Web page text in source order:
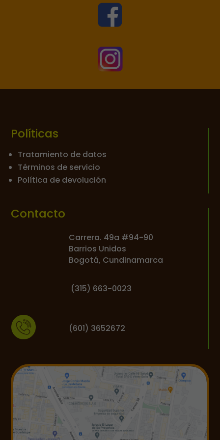


Políticas
Tratamiento de datos
Términos de servicio
Política de devolución
Contacto
Carrera. 49a #94-90
Barrios Unidos
Bogotá, Cundinamarca
(315) 663-0023
(601) 3652672